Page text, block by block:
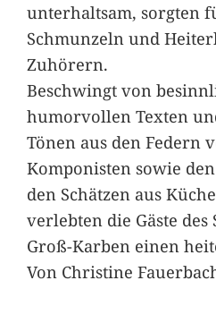
unterhaltsam, sorgten
Schmunzeln und
Zuhörern.
Beschwingt von
humorvollen Texten
Tönen aus den Federn
Komponisten sowie
den Schätzen aus
verlebten die Gäste des
Groß-Karben einen
Von Christine